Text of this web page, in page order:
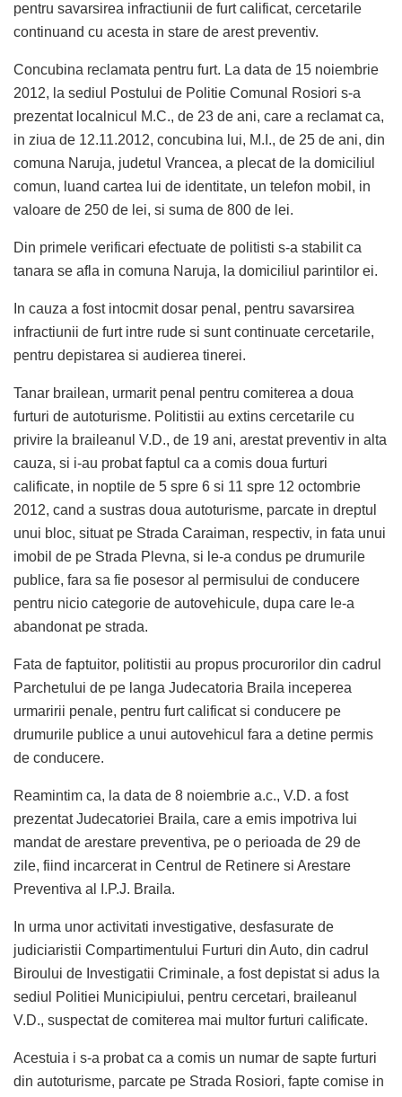
pentru savarsirea infractiunii de furt calificat, cercetarile
continuand cu acesta in stare de arest preventiv.
Concubina reclamata pentru furt. La data de 15 noiembrie
2012, la sediul Postului de Politie Comunal Rosiori s-a
prezentat localnicul M.C., de 23 de ani, care a reclamat ca,
in ziua de 12.11.2012, concubina lui, M.I., de 25 de ani, din
comuna Naruja, judetul Vrancea, a plecat de la domiciliul
comun, luand cartea lui de identitate, un telefon mobil, in
valoare de 250 de lei, si suma de 800 de lei.
Din primele verificari efectuate de politisti s-a stabilit ca
tanara se afla in comuna Naruja, la domiciliul parintilor ei.
In cauza a fost intocmit dosar penal, pentru savarsirea
infractiunii de furt intre rude si sunt continuate cercetarile,
pentru depistarea si audierea tinerei.
Tanar brailean, urmarit penal pentru comiterea a doua
furturi de autoturisme. Politistii au extins cercetarile cu
privire la braileanul V.D., de 19 ani, arestat preventiv in alta
cauza, si i-au probat faptul ca a comis doua furturi
calificate, in noptile de 5 spre 6 si 11 spre 12 octombrie
2012, cand a sustras doua autoturisme, parcate in dreptul
unui bloc, situat pe Strada Caraiman, respectiv, in fata unui
imobil de pe Strada Plevna, si le-a condus pe drumurile
publice, fara sa fie posesor al permisului de conducere
pentru nicio categorie de autovehicule, dupa care le-a
abandonat pe strada.
Fata de faptuitor, politistii au propus procurorilor din cadrul
Parchetului de pe langa Judecatoria Braila inceperea
urmaririi penale, pentru furt calificat si conducere pe
drumurile publice a unui autovehicul fara a detine permis
de conducere.
Reamintim ca, la data de 8 noiembrie a.c., V.D. a fost
prezentat Judecatoriei Braila, care a emis impotriva lui
mandat de arestare preventiva, pe o perioada de 29 de
zile, fiind incarcerat in Centrul de Retinere si Arestare
Preventiva al I.P.J. Braila.
In urma unor activitati investigative, desfasurate de
judiciaristii Compartimentului Furturi din Auto, din cadrul
Biroului de Investigatii Criminale, a fost depistat si adus la
sediul Politiei Municipiului, pentru cercetari, braileanul
V.D., suspectat de comiterea mai multor furturi calificate.
Acestuia i s-a probat ca a comis un numar de sapte furturi
din autoturisme, parcate pe Strada Rosiori, fapte comise in